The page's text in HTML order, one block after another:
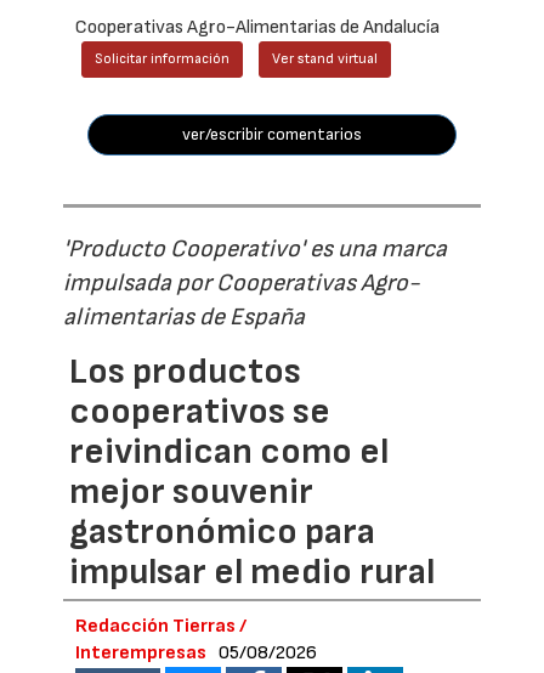
Cooperativas Agro-Alimentarias de Andalucía
Solicitar información Ver stand virtual
ver/escribir comentarios
'Producto Cooperativo' es una marca
impulsada por Cooperativas Agro-
alimentarias de España
Los productos
cooperativos se
reivindican como el
mejor souvenir
gastronómico para
impulsar el medio rural
Redacción Tierras /
Interempresas
05/08/2026